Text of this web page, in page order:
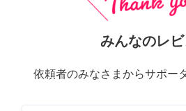
みんなのレ
依頼者のみなさまからサポー